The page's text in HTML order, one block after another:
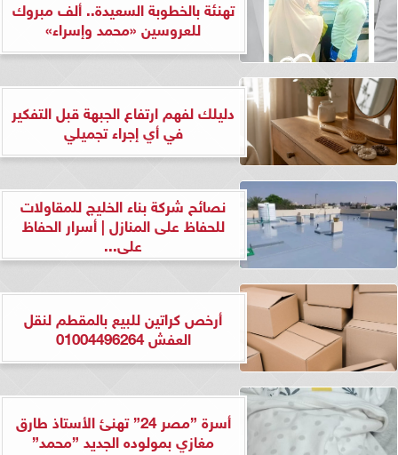
تهنئة بالخطوبة السعيدة.. ألف مبروك
للعروسين «محمد وإسراء»
دليلك لفهم ارتفاع الجبهة قبل التفكير
في أي إجراء تجميلي
نصائح شركة بناء الخليج للمقاولات
للحفاظ على المنازل | أسرار الحفاظ
على...
أرخص كراتين للبيع بالمقطم لنقل
العفش 01004496264
أسرة ”مصر 24” تهنئ الأستاذ طارق
مغازي بمولوده الجديد ”محمد”